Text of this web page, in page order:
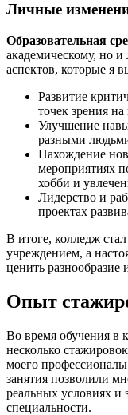
Личные
Образовательная
академическому, но
аспектов, которые я
Развитие
точек зрения
Улучшение
разными
Нахождение
мероприятиях
хобби и
Лидерство и
проектах
В итоге, колледж
учреждением, а
ценить
Опыт
Во время обучения в
несколько
моего
занятия позволили
реальных условиях и
специальности.